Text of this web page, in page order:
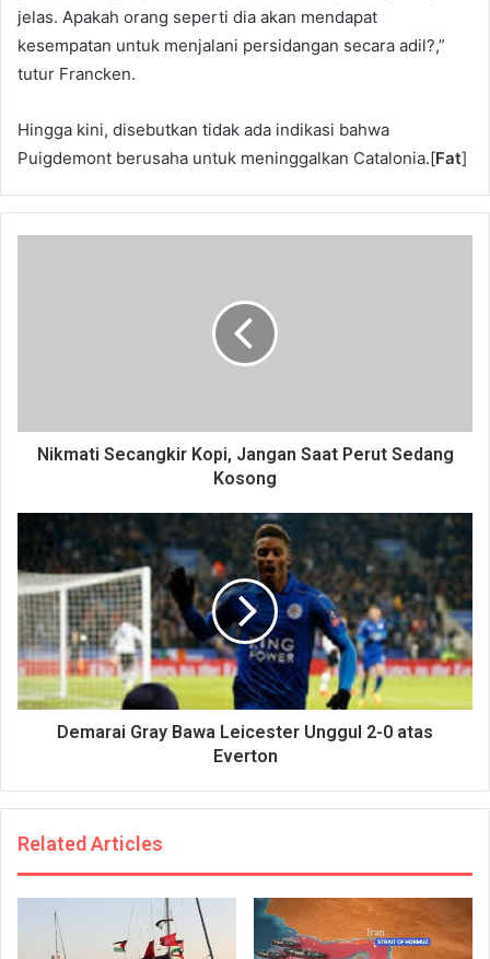
jelas. Apakah orang seperti dia akan mendapat
kesempatan untuk menjalani persidangan secara adil?,”
tutur Francken.
Hingga kini, disebutkan tidak ada indikasi bahwa
Puigdemont berusaha untuk meninggalkan Catalonia.[Fat]
Nikmati Secangkir Kopi, Jangan Saat Perut Sedang
Kosong
Demarai Gray Bawa Leicester Unggul 2-0 atas
Everton
Related Articles